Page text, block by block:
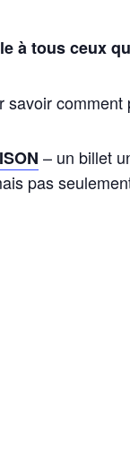
à tous ceux
savoir comment
– un billet
pas